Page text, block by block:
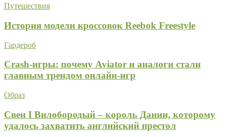
Путешествия
История модели кроссовок Reebok Freestyle
Гардероб
Crash-игры: почему Aviator и аналоги стали
главным трендом онлайн-игр
Образ
Свен I Вилобородый – король Дании, которому
удалось захватить английский престол